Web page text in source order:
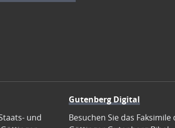
und
Gutenberg Digital
Besuchen Sie das Faksimile